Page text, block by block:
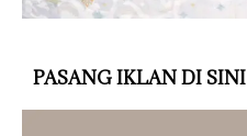
PASANG IKLAN DI SINI